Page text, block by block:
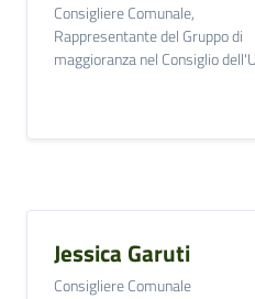
Consigliere Comunale,
Rappresentante del Gruppo di
maggioranza nel Consiglio
Jessica Garuti
Consigliere Comunale